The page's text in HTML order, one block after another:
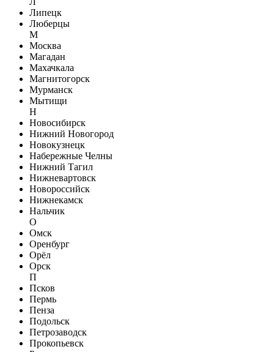
Липецк
Люберцы
М
Москва
Магадан
Махачкала
Магнитогорск
Мурманск
Мытищи
Н
Новосибирск
Нижний Новогород
Новокузнецк
Набережные Челны
Нижний Тагил
Нижневартовск
Новороссийск
Нижнекамск
Нальчик
О
Омск
Оренбург
Орёл
Орск
П
Псков
Пермь
Пенза
Подольск
Петрозаводск
Прокопьевск